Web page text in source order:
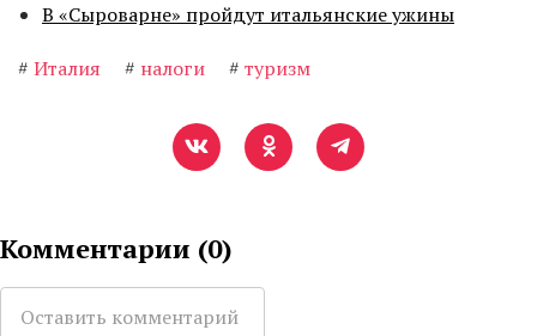
В «Сыроварне» пройдут итальянские ужины
# Италия # налоги # туризм
Комментарии (0)